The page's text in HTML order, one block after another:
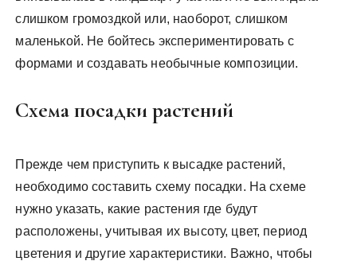
слишком громоздкой или, наоборот, слишком
маленькой. Не бойтесь экспериментировать с
формами и создавать необычные композиции.
Схема посадки растений
Прежде чем приступить к высадке растений,
необходимо составить схему посадки. На схеме
нужно указать, какие растения где будут
расположены, учитывая их высоту, цвет, период
цветения и другие характеристики. Важно, чтобы